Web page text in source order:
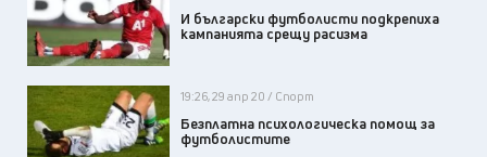
И български футболисти подкрепиха
кампанията срещу расизма
19:26, 29 апр 20 / Спорт
Безплатна психологическа помощ за
футболистите